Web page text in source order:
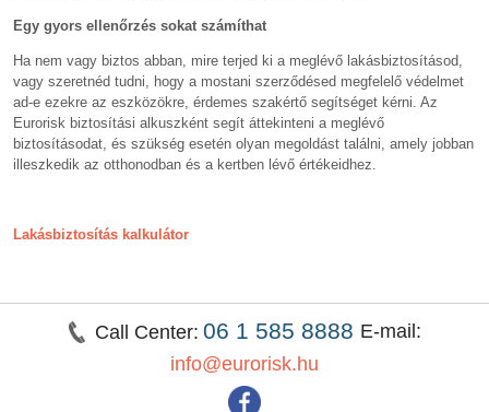
Egy gyors ellenőrzés sokat számíthat
Ha nem vagy biztos abban, mire terjed ki a meglévő lakásbiztosításod,
vagy szeretnéd tudni, hogy a mostani szerződésed megfelelő védelmet
ad-e ezekre az eszközökre, érdemes szakértő segítséget kérni. Az
Eurorisk biztosítási alkuszként segít áttekinteni a meglévő
biztosításodat, és szükség esetén olyan megoldást találni, amely jobban
illeszkedik az otthonodban és a kertben lévő értékeidhez.
Lakásbiztosítás kalkulátor
Call Center: 06 1 585 8888 E-mail:
info@eurorisk.hu